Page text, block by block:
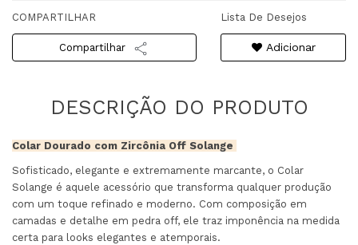
COMPARTILHAR
Compartilhar
Lista De Desejos
Adicionar
Colar Dourado com Zircônia Off Solange
Sofisticado, elegante e extremamente marcante, o Colar
Solange é aquele acessório que transforma qualquer produção
com um toque refinado e moderno. Com composição em
camadas e detalhe em pedra off, ele traz imponência na medida
certa para looks elegantes e atemporais.